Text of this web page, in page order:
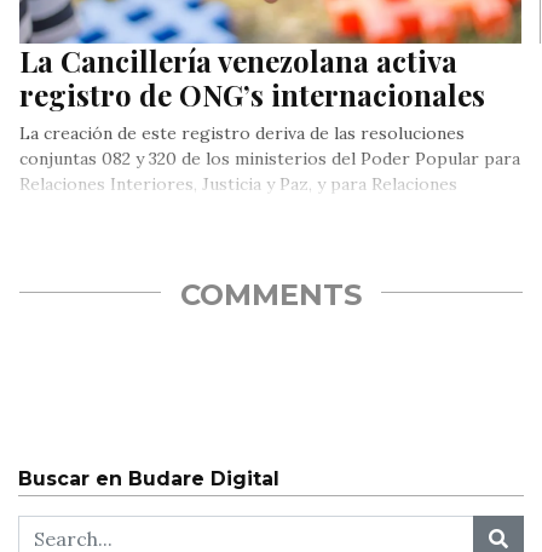
La Cancillería venezolana activa
registro de ONG’s internacionales
La creación de este registro deriva de las resoluciones
conjuntas 082 y 320 de los ministerios del Poder Popular para
Relaciones Interiores, Justicia y Paz, y para Relaciones
COMMENTS
Buscar en Budare Digital